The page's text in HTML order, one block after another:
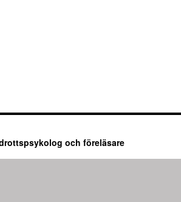
och föreläsare